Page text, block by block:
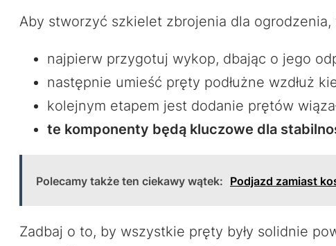
Aby stworzyć szkielet zbrojenia dla
najpierw przygotuj wykop, dbając o jego
następnie umieść pręty podłużne wzdłuż
kolejnym etapem jest dodanie prętów
te komponenty będą kluczowe dla
Polecamy także ten ciekawy wątek: Podjazd zamiast
Zadbaj o to, by wszystkie pręty były solidnie